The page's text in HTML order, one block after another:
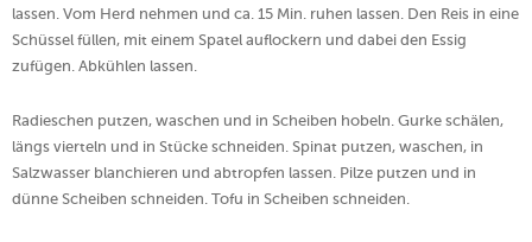
lassen. Vom Herd nehmen und ca. 15 Min. ruhen lassen. Den Reis in eine
Schüssel füllen, mit einem Spatel auflockern und dabei den Essig
zufügen. Abkühlen lassen.
Radieschen putzen, waschen und in Scheiben hobeln. Gurke schälen,
längs vierteln und in Stücke schneiden. Spinat putzen, waschen, in
Salzwasser blanchieren und abtropfen lassen. Pilze putzen und in
dünne Scheiben schneiden. Tofu in Scheiben schneiden.